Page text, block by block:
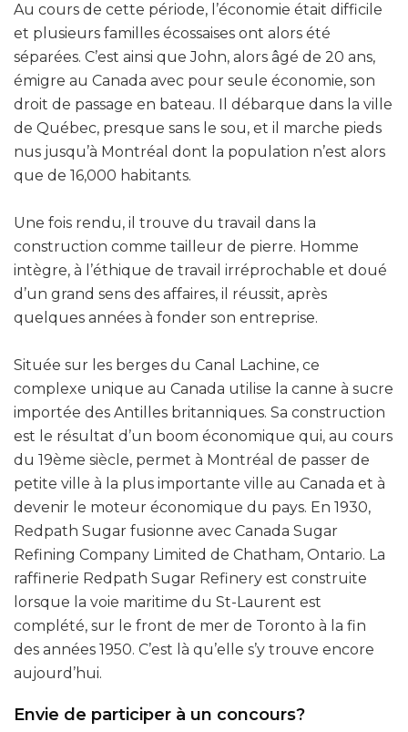
Au cours de cette période, l’économie était difficile
et plusieurs familles écossaises ont alors été
séparées. C’est ainsi que John, alors âgé de 20 ans,
émigre au Canada avec pour seule économie, son
droit de passage en bateau. Il débarque dans la ville
de Québec, presque sans le sou, et il marche pieds
nus jusqu’à Montréal dont la population n’est alors
que de 16,000 habitants.
Une fois rendu, il trouve du travail dans la
construction comme tailleur de pierre. Homme
intègre, à l’éthique de travail irréprochable et doué
d’un grand sens des affaires, il réussit, après
quelques années à fonder son entreprise.
Située sur les berges du Canal Lachine, ce
complexe unique au Canada utilise la canne à sucre
importée des Antilles britanniques. Sa construction
est le résultat d’un boom économique qui, au cours
du 19ème siècle, permet à Montréal de passer de
petite ville à la plus importante ville au Canada et à
devenir le moteur économique du pays. En 1930,
Redpath Sugar fusionne avec Canada Sugar
Refining Company Limited de Chatham, Ontario. La
raffinerie Redpath Sugar Refinery est construite
lorsque la voie maritime du St-Laurent est
complété, sur le front de mer de Toronto à la fin
des années 1950. C’est là qu’elle s’y trouve encore
aujourd’hui.
Envie de participer à un concours?